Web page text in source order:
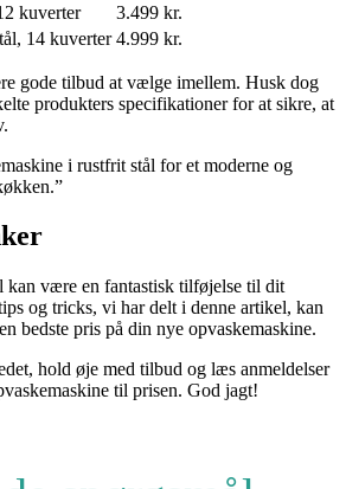
kuverter
3.499 kr.
14 kuverter 4.999 kr.
gode tilbud at vælge imellem. Husk dog
produkters specifikationer for at sikre, at
i rustfrit stål for et moderne og
kan være en fantastisk tilføjelse til dit
og tricks, vi har delt i denne artikel, kan
bedste pris på din nye opvaskemaskine.
hold øje med tilbud og læs anmeldelser
til prisen. God jagt!